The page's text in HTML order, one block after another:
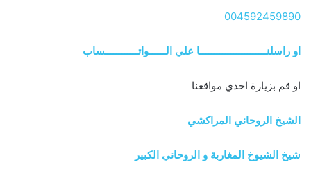
004592459890
او راسلنــــــــــــــــــــــــا علي الــــــواتــــــــــــساب
او قم بزيارة احدي مواقعنا
الشيخ الروحاني المراكشي
شيخ الشيوخ المغاربة و الروحاني الكبير